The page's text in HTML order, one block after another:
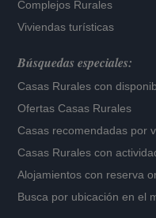
Complejos Rurales
Viviendas turísticas
Búsquedas especiales:
Casas Rurales con
Ofertas Casas Rurales
Casas recomendadas por
Casas Rurales con
Alojamientos con reserva
Busca por ubicación en el